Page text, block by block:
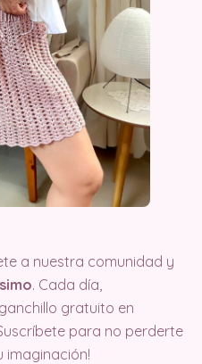
a nuestra comunidad y
. Cada día,
gratuito en
para no perderte
imaginación!